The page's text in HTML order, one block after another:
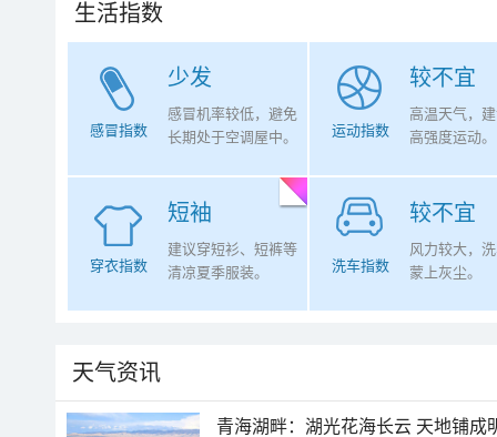
生活指数
少发
感冒指数
感冒机率较低，避免
长期处于空调屋中。
较不宜
运动指数
高温天气，
高强度运动。
短袖
穿衣指数
建议穿短衫、短裤等
清凉夏季服装。
较不宜
洗车指数
风力较大，
蒙上灰尘。
天气资讯
青海湖畔：湖光花海长云 天地铺成